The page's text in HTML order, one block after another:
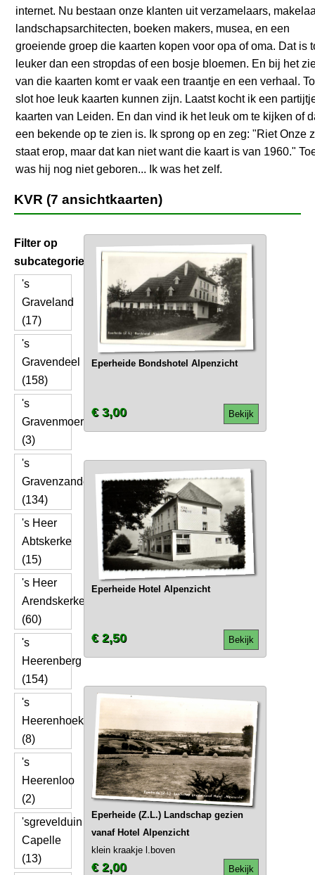
internet. Nu bestaan onze klanten uit verzamelaars,
landschapsarchitecten, boeken makers, musea, en een
groeiende groep die kaarten kopen voor opa of oma. Dat is
leuker dan een stropdas of een bosje bloemen. En bij het
van die kaarten komt er vaak een traantje en een verhaal.
slot hoe leuk kaarten kunnen zijn. Laatst kocht ik een
kaarten van Leiden. En dan vind ik het leuk om te kijken of
een bekende op te zien is. Ik sprong op en zeg: "Riet Onze
staat erop, maar dat kan niet want die kaart is van 1960."
was hij nog niet geboren... Ik was het zelf.
KVR (7 ansichtkaarten)
Filter op
subcategorie
's
Graveland
(17)
's
Gravendeel
(158)
's
Gravenmoer
(3)
's
Gravenzande
(134)
's Heer
Abtskerke
(15)
's Heer
Arendskerke
(60)
's
Heerenberg
(154)
's
Heerenhoek
(8)
's
Heerenloo
(2)
'sgrevelduin
Capelle
(13)
Eperheide Bondshotel Alpenzicht
Bekijk
€ 3,00
Eperheide Hotel Alpenzicht
Bekijk
€ 2,50
Eperheide (Z.L.) Landschap gezien
vanaf Hotel Alpenzicht
klein kraakje l.boven
Bekijk
€ 2,00